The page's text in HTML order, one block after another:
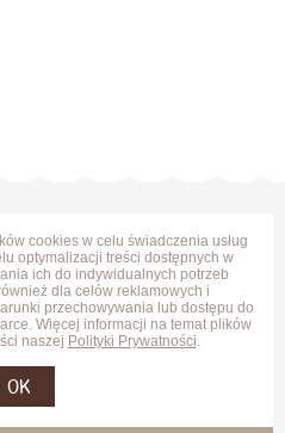
cookies w celu świadczenia usług
optymalizacji treści dostępnych w
ich do indywidualnych potrzeb
dla celów reklamowych i
przechowywania lub dostępu do
Więcej informacji na temat plików
naszej Polityki Prywatności.
OK